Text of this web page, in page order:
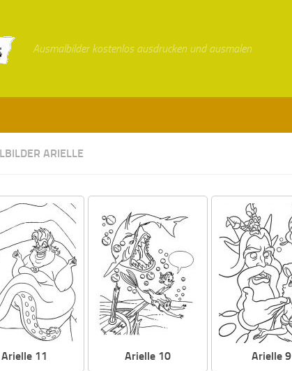
Ausmalbilder kostenlos ausdrucken und ausmalen
ARIELLE
Arielle 11 Arielle 10 Arielle 9